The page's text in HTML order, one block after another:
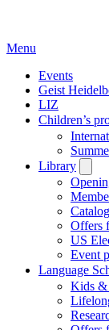
Menu
Events
Geist
LIZ
Children’s
Library
Offers
US
Event
Language
Kids &